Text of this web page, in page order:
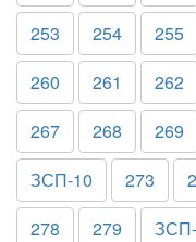
253
254 255
260
261 262
267
268 269
ЗСП-10
273
278
279 ЗСП-